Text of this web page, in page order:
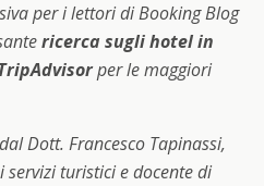
per i lettori di Booking Blog
ricerca sugli hotel in
per le maggiori
Dott. Francesco Tapinassi,
turistici e docente di